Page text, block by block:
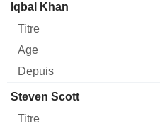
Iqbal Khan
Steven Scott